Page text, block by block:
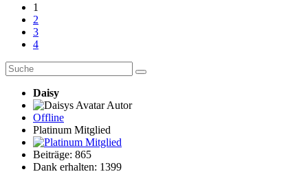
1
2
3
4
Daisy
Autor
Offline
Platinum Mitglied
Beiträge: 865
Dank erhalten: 1399